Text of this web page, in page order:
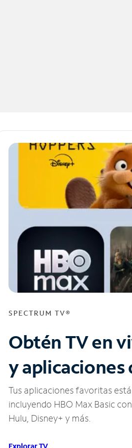
SPECTRUM TV®
Obtén TV en
y aplicaciones
Tus aplicaciones favoritas
incluyendo HBO Max Basic
Hulu, Disney+ y más.